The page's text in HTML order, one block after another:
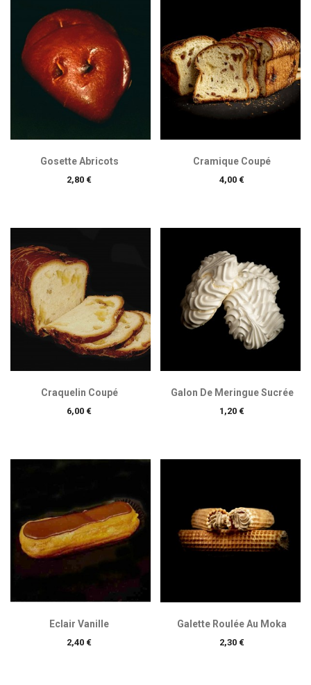
Gosette Abricots
Prix
2,80 €
Cramique Coupé
Prix
4,00 €
Craquelin Coupé
Prix
6,00 €
Galon De Meringue Sucrée
Prix
1,20 €
Eclair Vanille
Prix
2,40 €
Galette Roulée Au Moka
Prix
2,30 €